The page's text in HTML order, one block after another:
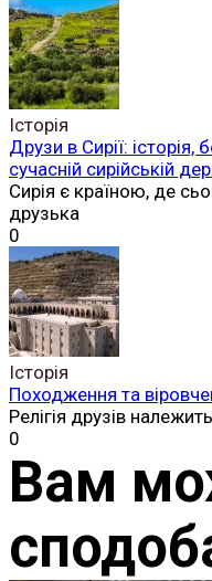
Історія
Друзи в Сирії:
сучасній сирійській
Сирія є країною, де
друзька
0
Історія
Походження та
Релігія друзів
0
Вам